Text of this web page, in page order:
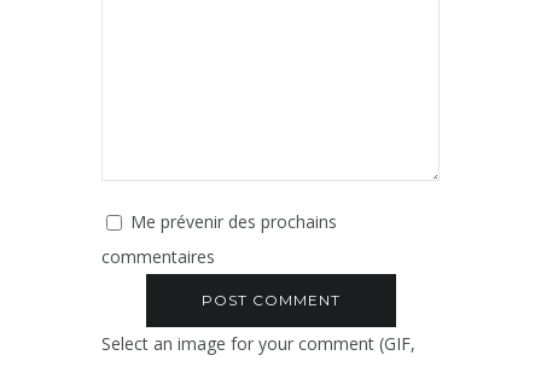
Me prévenir des prochains
commentaires
Select an image for your comment (GIF,